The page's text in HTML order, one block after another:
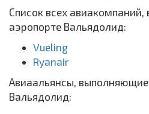
Список всех
аэропорте Вальядолид:
Vueling
Ryanair
Авиаальянсы,
Вальядолид: